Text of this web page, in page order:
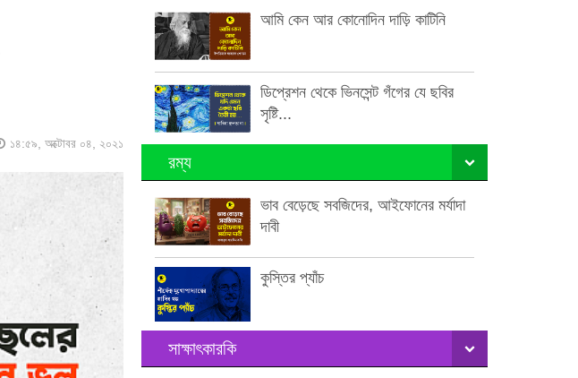
১৪:৫৯, অক্টোবর ০৪, ২০২১
আমি কেন আর কোনোদিন দাড়ি কাটিনি
ডিপ্রেশন থেকে ভিনসেন্ট গঁগের যে ছবির
সৃষ্টি...
রম্য
ভাব বেড়েছে সবজিদের, আইফোনের মর্যাদা
দাবী
কুস্তির প্যাঁচ
সাক্ষাৎকারকি